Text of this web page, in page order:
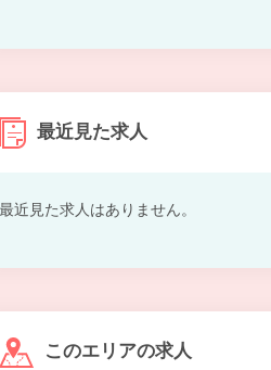
最近見た求人
最近見た求人はありません。
このエリアの求人